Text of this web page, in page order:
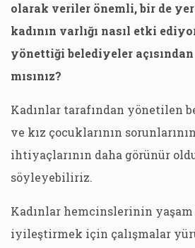
olarak veriler önemli, bir de
kadının varlığı nasıl etki
yönettiği belediyeler
mısınız?
Kadınlar tarafından yönetilen
ve kız çocuklarının
ihtiyaçlarının daha görünür
söyleyebiliriz.
Kadınlar hemcinslerinin yaşam
iyileştirmek için çalışmalar